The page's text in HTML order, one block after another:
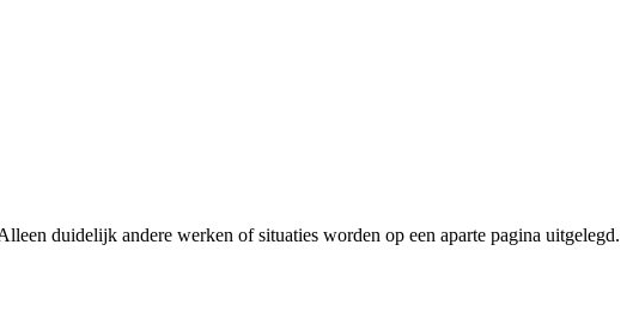
duidelijk andere werken of situaties worden op een aparte pagina uitgelegd.